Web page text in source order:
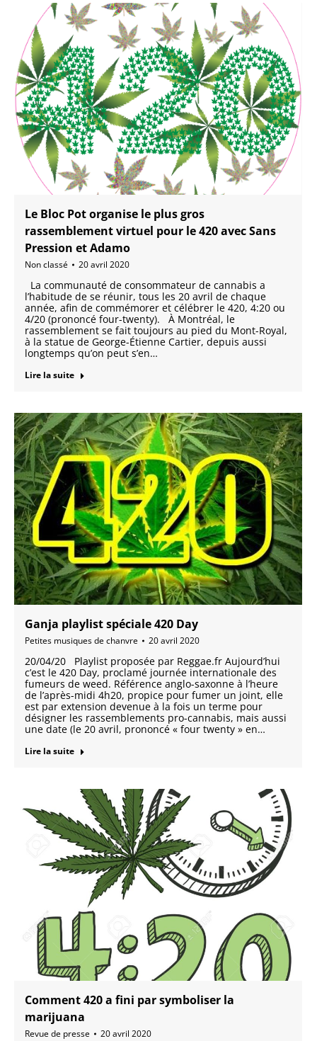
Le Bloc Pot organise le plus gros
rassemblement virtuel pour le 420 avec Sans
Pression et Adamo
Non classé 20 avril 2020
La communauté de consommateur de cannabis a
l’habitude de se réunir, tous les 20 avril de chaque
année, afin de commémorer et célébrer le 420, 4:20 ou
4/20 (prononcé four-twenty). À Montréal, le
rassemblement se fait toujours au pied du Mont-Royal,
à la statue de George-Étienne Cartier, depuis aussi
longtemps qu’on peut s’en…
Lire la suite
Ganja playlist spéciale 420 Day
Petites musiques de chanvre 20 avril 2020
20/04/20 Playlist proposée par Reggae.fr Aujourd’hui
c’est le 420 Day, proclamé journée internationale des
fumeurs de weed. Référence anglo-saxonne à l’heure
de l’après-midi 4h20, propice pour fumer un joint, elle
est par extension devenue à la fois un terme pour
désigner les rassemblements pro-cannabis, mais aussi
une date (le 20 avril, prononcé « four twenty » en…
Lire la suite
Comment 420 a fini par symboliser la
marijuana
Revue de presse 20 avril 2020